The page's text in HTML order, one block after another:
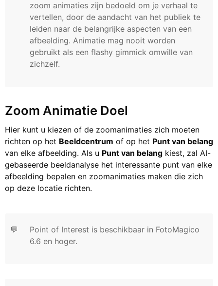
zoom animaties zijn bedoeld om je verhaal te
vertellen, door de aandacht van het publiek te
leiden naar de belangrijke aspecten van een
afbeelding. Animatie mag nooit worden
gebruikt als een flashy gimmick omwille van
zichzelf.
Zoom Animatie Doel
Hier kunt u kiezen of de zoomanimaties zich moeten
richten op het Beeldcentrum of op het Punt van belang
van elke afbeelding. Als u Punt van belang kiest, zal AI-
gebaseerde beeldanalyse het interessante punt van elke
afbeelding bepalen en zoomanimaties maken die zich
op deze locatie richten.
💬
Point of Interest is beschikbaar in FotoMagico
6.6 en hoger.